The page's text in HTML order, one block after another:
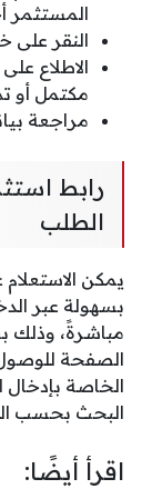
المستثمر
النقر على
الاطلاع
مكتمل أو
مراجعة
رابط
الطلب
يمكن
بسهولة عبر
مباشرةً، وذلك
الصفحة للوصول
الخاصة
البحث بحسب
اقرأ أيضًا: